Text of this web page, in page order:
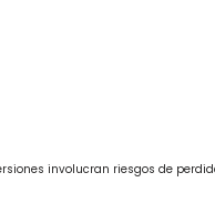
involucran riesgos de